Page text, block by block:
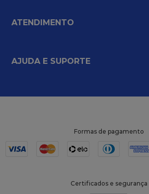
ATENDIMENTO
AJUDA E SUPORTE
Formas de pagamento
Certificados e segurança